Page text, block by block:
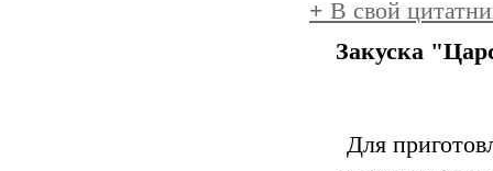
В
+ В свой
Закуска
Для